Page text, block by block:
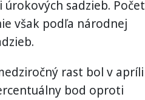
sadzieb. Počet
však podľa národnej
rast bol v apríli
bod oproti